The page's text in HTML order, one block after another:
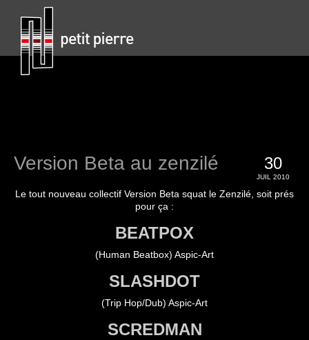
30
JUIL 2010
Version Beta au zenzilé
Le tout nouveau collectif Version Beta squat le Zenzilé, soit prés
pour ça :
BEATPOX
(Human Beatbox) Aspic-Art
SLASHDOT
(Trip Hop/Dub) Aspic-Art
SCREDMAN